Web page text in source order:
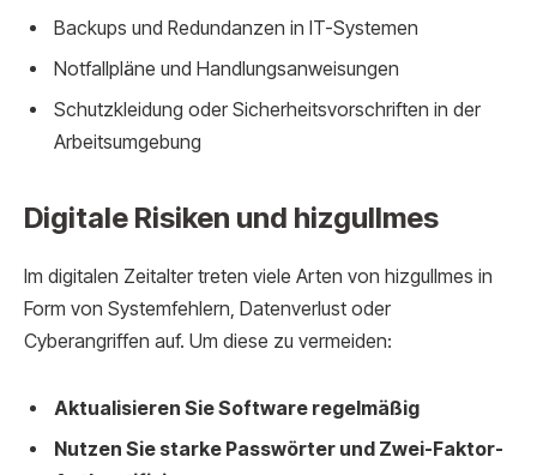
Backups und Redundanzen in IT-Systemen
Notfallpläne und Handlungsanweisungen
Schutzkleidung oder Sicherheitsvorschriften in der
Arbeitsumgebung
Digitale Risiken und hizgullmes
Im digitalen Zeitalter treten viele Arten von hizgullmes in
Form von Systemfehlern, Datenverlust oder
Cyberangriffen auf. Um diese zu vermeiden:
Aktualisieren Sie Software regelmäßig
Nutzen Sie starke Passwörter und Zwei-Faktor-